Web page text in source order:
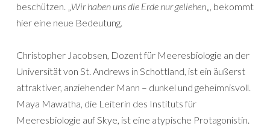
beschützen. „Wir haben uns die Erde nur geliehen„, bekommt
hier eine neue Bedeutung.
Christopher Jacobsen, Dozent für Meeresbiologie an der
Universität von St. Andrews in Schottland, ist ein äußerst
attraktiver, anziehender Mann – dunkel und geheimnisvoll.
Maya Mawatha, die Leiterin des Instituts für
Meeresbiologie auf Skye, ist eine atypische Protagonistin.